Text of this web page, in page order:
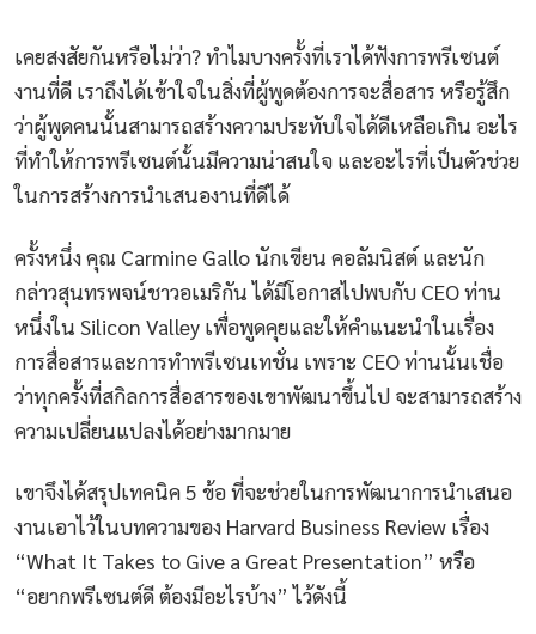
เคยสงสัยกันหรือไม่ว่า? ทำไมบางครั้งที่เราได้ฟังการพรีเซนต์
งานที่ดี เราถึงได้เข้าใจในสิ่งที่ผู้พูดต้องการจะสื่อสาร หรือรู้สึก
ว่าผู้พูดคนนั้นสามารถสร้างความประทับใจได้ดีเหลือเกิน อะไร
ที่ทำให้การพรีเซนต์นั้นมีความน่าสนใจ และอะไรที่เป็นตัวช่วย
ในการสร้างการนำเสนองานที่ดีได้
ครั้งหนึ่ง คุณ Carmine Gallo นักเขียน คอลัมนิสต์ และนัก
กล่าวสุนทรพจน์ชาวอเมริกัน ได้มีโอกาสไปพบกับ CEO ท่าน
หนึ่งใน Silicon Valley เพื่อพูดคุยและให้คำแนะนำในเรื่อง
การสื่อสารและการทำพรีเซนเทชั่น เพราะ CEO ท่านนั้นเชื่อ
ว่าทุกครั้งที่สกิลการสื่อสารของเขาพัฒนาขึ้นไป จะสามารถสร้าง
ความเปลี่ยนแปลงได้อย่างมากมาย
เขาจึงได้สรุปเทคนิค 5 ข้อ ที่จะช่วยในการพัฒนาการนำเสนอ
งานเอาไว้ในบทความของ Harvard Business Review เรื่อง
“What It Takes to Give a Great Presentation” หรือ
“อยากพรีเซนต์ดี ต้องมีอะไรบ้าง” ไว้ดังนี้